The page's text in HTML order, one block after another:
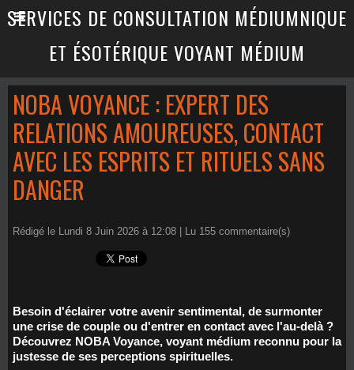
SERVICES DE CONSULTATION MÉDIUMNIQUE
ET ÉSOTÉRIQUE VOYANT MÉDIUM
NOBA VOYANCE : EXPERT DES
RELATIONS AMOUREUSES, CONTACT
AVEC LES ESPRITS ET RITUELS SANS
DANGER
Rédigé le Lundi 8 Juin 2026 à 12:08 | Lu 155 commentaire(s)
Besoin d'éclairer votre avenir sentimental, de surmonter
une crise de couple ou d'entrer en contact avec l'au-delà ?
Découvrez NOBA Voyance, voyant médium reconnu pour la
justesse de ses perceptions spirituelles.